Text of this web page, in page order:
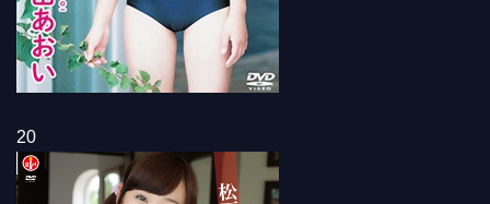
20